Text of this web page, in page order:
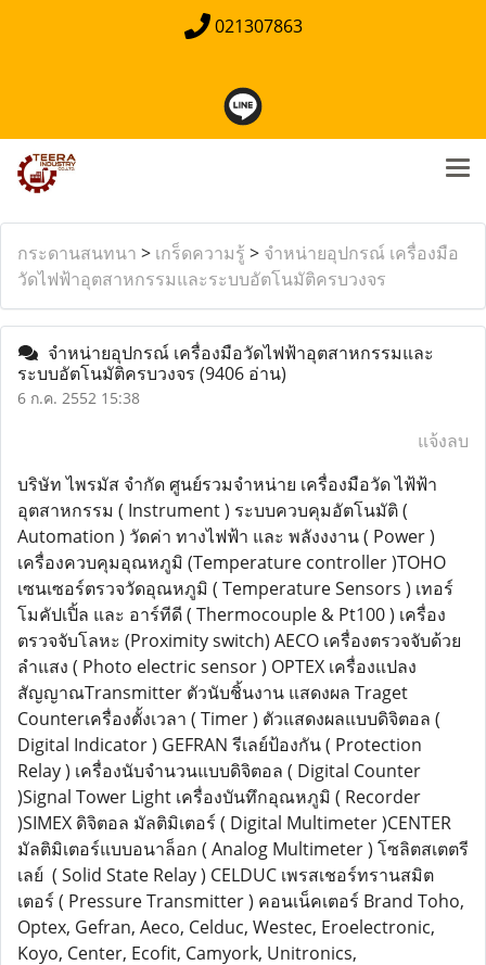
021307863
กระดานสนทนา > เกร็ดความรู้ > จำหน่ายอุปกรณ์ เครื่องมือ
วัดไฟฟ้าอุตสาหกรรมและระบบอัตโนมัติครบวงจร
จำหน่ายอุปกรณ์ เครื่องมือวัดไฟฟ้าอุตสาหกรรมและ
ระบบอัตโนมัติครบวงจร (9406 อ่าน)
6 ก.ค. 2552 15:38
แจ้งลบ
บริษัท ไพรมัส จำกัด ศูนย์รวมจำหน่าย เครื่องมือวัด ไฟ้ฟ้า
อุตสาหกรรม ( Instrument ) ระบบควบคุมอัตโนมัติ (
Automation ) วัดค่า ทางไฟฟ้า และ พลังงงาน ( Power )
เครื่องควบคุมอุณหภูมิ (Temperature controller )TOHO
เซนเซอร์ตรวจวัดอุณหภูมิ ( Temperature Sensors ) เทอร์
โมคัปเปิ้ล และ อาร์ทีดี ( Thermocouple & Pt100 ) เครื่อง
ตรวจจับโลหะ (Proximity switch) AECO เครื่องตรวจจับด้วย
ลำแสง ( Photo electric sensor ) OPTEX เครื่องแปลง
สัญญาณTransmitter ตัวนับชิ้นงาน แสดงผล Traget
Counterเครื่องตั้งเวลา ( Timer ) ตัวแสดงผลแบบดิจิตอล (
Digital Indicator ) GEFRAN รีเลย์ป้องกัน ( Protection
Relay ) เครื่องนับจำนวนแบบดิจิตอล ( Digital Counter
)Signal Tower Light เครื่องบันทึกอุณหภูมิ ( Recorder
)SIMEX ดิจิตอล มัลติมิเตอร์ ( Digital Multimeter )CENTER
มัลติมิเตอร์แบบอนาล็อก ( Analog Multimeter ) โซลิตสเตตรี
เลย์ ( Solid State Relay ) CELDUC เพรสเชอร์ทรานสมิต
เตอร์ ( Pressure Transmitter ) คอนเน็คเตอร์ Brand Toho,
Optex, Gefran, Aeco, Celduc, Westec, Eroelectronic,
Koyo, Center, Ecofit, Camyork, Unitronics,